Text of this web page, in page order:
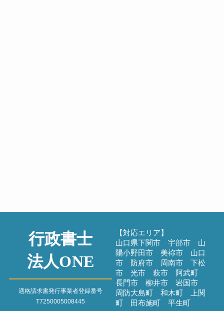
過去のブログ
行政書士
法人ONE
適格請求書発行事業者登録番号
T7250005008445
【対応エリア】
山口県下関市 宇部市 山
陽小野田市 美祢市 山口
市 防府市 周南市 下松
市 光市 萩市 阿武町
長門市 柳井市 岩国市
周防大島町 和木町 上関
町 田布施町 平生町